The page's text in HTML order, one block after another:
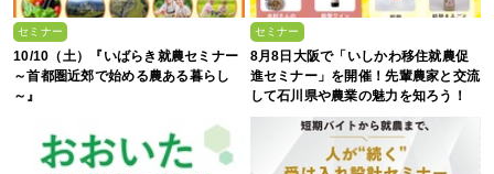
セミナー
10/10（土）『いばらき就農セミナー
～首都圏近郊で始める農ある暮らし
～』
セミナー
8月8日大阪で「いしかわ移住就農促
進セミナー」を開催！先輩農家と交流
して石川県や農業の魅力を知ろう！